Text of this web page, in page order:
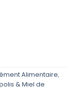
د.م. 22,00.
Alimentaire,
& Miel de